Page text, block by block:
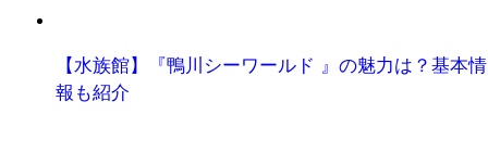
【水族館】『鴨川シーワールド 』の魅力は？基本情
報も紹介